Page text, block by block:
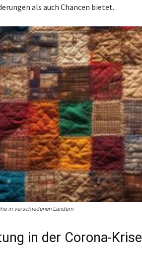
als auch Chancen bietet.
in verschiedenen Ländern
in der Corona-Krise